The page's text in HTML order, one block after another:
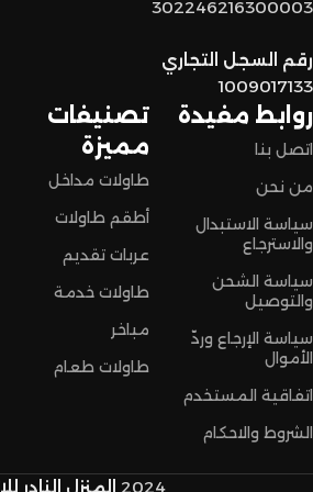
اختاروا الراحة والأناقة من المنزل النادر
تسوق مميزة.
روابط مفيدة
اتصل بنا
من نحن
سياسة الاستبدال
والاسترجاع
سياسة الشحن
والتوصيل
سياسة الإرجاع وردّ
الأموال
اتفاقية المستخدم
الشروط والاحكام
تصنيفات
مميزة
طاولات مداخل
أطقم طاولات
عربات تقديم
طاولات خدمة
مباخر
طاولات طعام
302246216300003
رقم السجل التجاري
1009017133
2024 المنزل النادر